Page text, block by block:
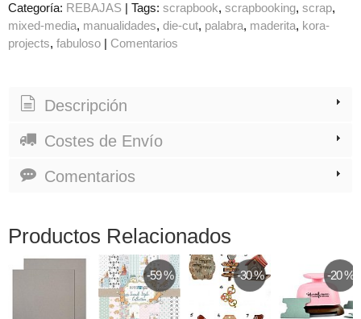
Categoría: REBAJAS | Tags: scrapbook scrapbooking scrap
mixed-media manualidades die-cut palabra maderita kora-
projects fabuloso | Comentarios
Descripción
Costes de Envío
Comentarios
Productos Relacionados
-59 % -30 % -20 %